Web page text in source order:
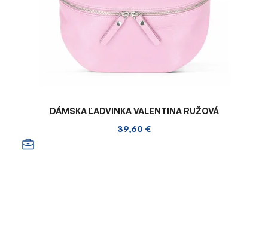
DÁMSKA ĽADVINKA VALENTINA RUŽOVÁ
39,60 €